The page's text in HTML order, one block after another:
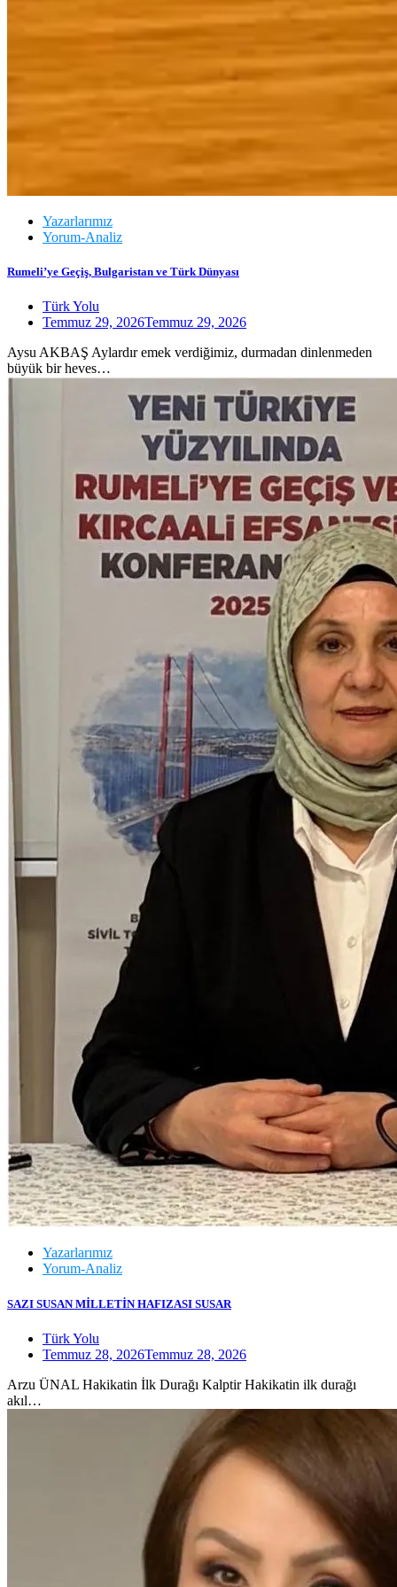
Yazarlarımız
Yorum-Analiz
Rumeli’ye Geçiş, Bulgaristan ve Türk Dünyası
Türk Yolu
Temmuz 29, 2026Temmuz 29, 2026
Aysu AKBAŞ Aylardır emek verdiğimiz, durmadan dinlenmeden
büyük bir heves…
Yazarlarımız
Yorum-Analiz
SAZI SUSAN MİLLETİN HAFIZASI SUSAR
Türk Yolu
Temmuz 28, 2026Temmuz 28, 2026
Arzu ÜNAL Hakikatin İlk Durağı Kalptir Hakikatin ilk durağı
akıl…